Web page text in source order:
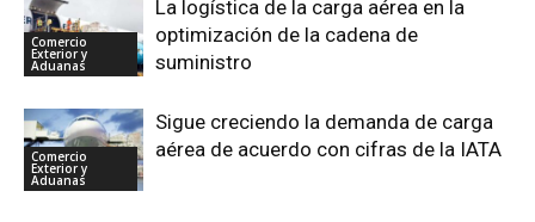
Comercio
Exterior y
Aduanas
La logística de la carga aérea en la
optimización de la cadena de
suministro
Comercio
Exterior y
Aduanas
Sigue creciendo la demanda de carga
aérea de acuerdo con cifras de la IATA